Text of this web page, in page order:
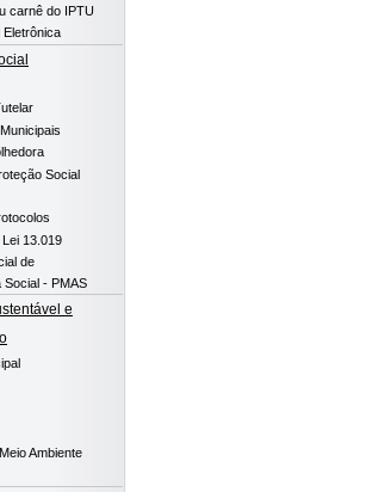
carnê do IPTU
Eletrônica
Social
13.019
de
Social - PMAS
e
Ambiente